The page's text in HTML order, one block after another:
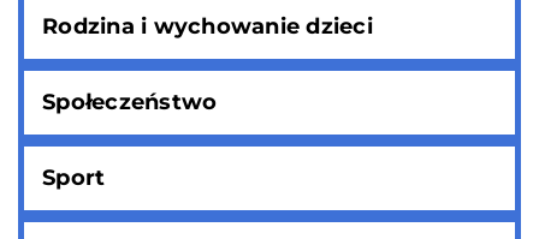
Rodzina i wychowanie dzieci
Społeczeństwo
Sport